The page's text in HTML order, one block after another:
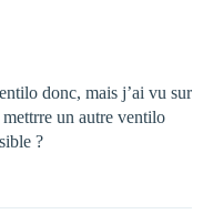
donc, mais j’ai vu sur
un autre ventilo
?